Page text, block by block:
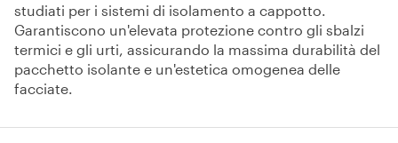
studiati per i sistemi di isolamento a cappotto.
Garantiscono un'elevata protezione contro gli sbalzi
termici e gli urti, assicurando la massima durabilità del
pacchetto isolante e un'estetica omogenea delle
facciate.